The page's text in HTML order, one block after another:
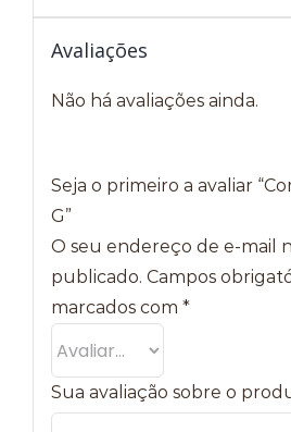
Avaliações
Não há avaliações ainda.
Seja o primeiro a avaliar
G”
O seu endereço de e-mail
publicado. Campos
marcados com *
Sua avaliação sobre o